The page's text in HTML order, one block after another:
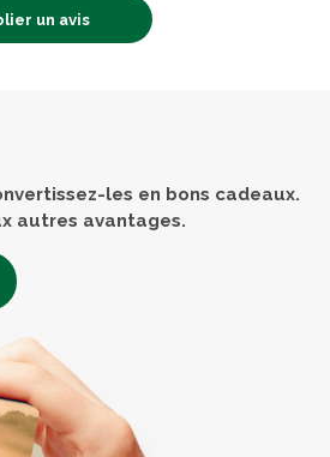
un avis
les en bons cadeaux.
autres avantages.